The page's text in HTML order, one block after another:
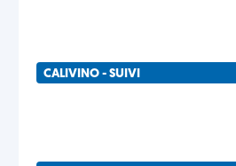
CALIVINO - SUIVI